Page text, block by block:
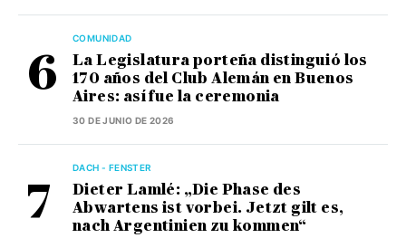
COMUNIDAD
La Legislatura porteña distinguió los
170 años del Club Alemán en Buenos
Aires: así fue la ceremonia
30 DE JUNIO DE 2026
DACH - FENSTER
Dieter Lamlé: „Die Phase des
Abwartens ist vorbei. Jetzt gilt es,
nach Argentinien zu kommen“